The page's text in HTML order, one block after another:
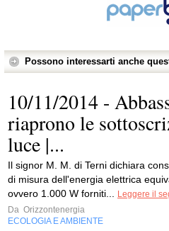
Possono interessarti anche
10/11/2014 -
riaprono le
luce |...
Il signor M. M. di Terni dichiara
di misura dell'energia elettrica
ovvero 1.000 W forniti...
Leggere il
Da Orizzontenergia
ECOLOGIA E AMBIENTE